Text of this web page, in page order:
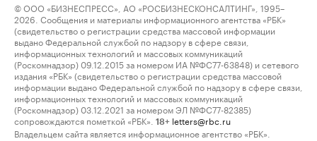
© ООО «БИЗНЕСПРЕСС», АО «РОСБИЗНЕСКОНСАЛТИНГ», 1995–
2026. Сообщения и материалы информационного агентства «РБК»
(свидетельство о регистрации средства массовой информации
выдано Федеральной службой по надзору в сфере связи,
информационных технологий и массовых коммуникаций
(Роскомнадзор) 09.12.2015 за номером ИА №ФС77-63848) и сетевого
издания «РБК» (свидетельство о регистрации средства массовой
информации выдано Федеральной службой по надзору в сфере связи,
информационных технологий и массовых коммуникаций
(Роскомнадзор) 03.12.2021 за номером ЭЛ №ФС77-82385)
сопровождаются пометкой «РБК».
18+ letters@rbc.ru
Владельцем сайта является информационное агентство «РБК».